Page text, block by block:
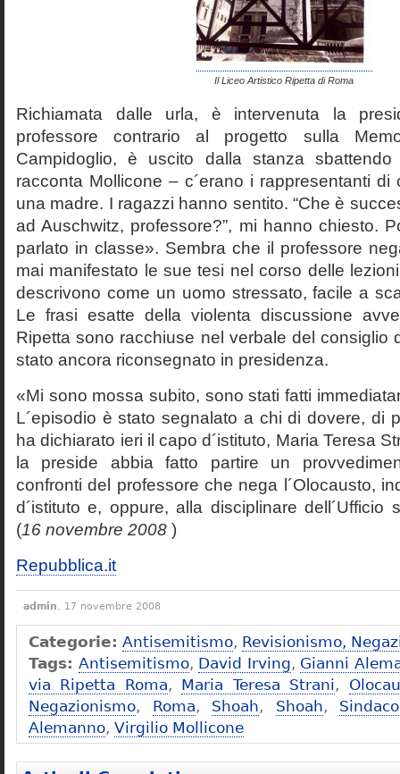
Il Liceo Artistico Ripetta di Roma
Richiamata dalle urla, è intervenuta la
professore contrario al progetto sulla
Campidoglio, è uscito dalla stanza
racconta Mollicone – c´erano i rappresentanti
una madre. I ragazzi hanno sentito. “Che è
ad Auschwitz, professore?”, mi hanno chiesto.
parlato in classe». Sembra che il professore
mai manifestato le sue tesi nel corso delle
descrivono come un uomo stressato, facile a
Le frasi esatte della violenta discussione
Ripetta sono racchiuse nel verbale del consiglio
stato ancora riconsegnato in presidenza.
«Mi sono mossa subito, sono stati fatti
L´episodio è stato segnalato a chi di dovere, di
ha dichiarato ieri il capo d´istituto, Maria Teresa
la preside abbia fatto partire un
confronti del professore che nega l´Olocausto,
d´istituto e, oppure, alla disciplinare dell´Ufficio
(16 novembre 2008 )
Repubblica.it
admin, 17 novembre 2008
Categorie: Antisemitismo, Revisionismo,
Tags: Antisemitismo, David Irving, Gianni
via Ripetta Roma, Maria Teresa Strani,
Negazionismo, Roma, Shoah, Shoah,
Alemanno, Virgilio Mollicone